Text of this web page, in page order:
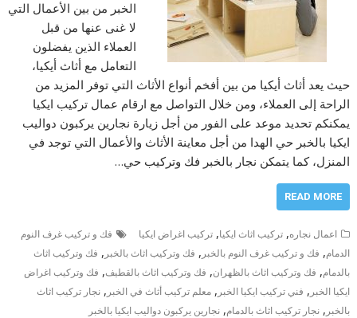
الخبر من بين الأعمال التي
لا غنى عنها من قبل
العملاء الذين يفضلون
التعامل مع أثاث أيكيا،
حيث يعد أثاث أيكيا من بين أفخم أنواع الأثاث التي توفر المزيد من
الراحة إلى العملاء، ومن خلال التواصل مع ارقام عمال تركيب ايكيا
يمكنكم تحديد موعد على الفور من أجل زيارة نجارين يركبون دواليب
ايكيا بالخبر حي الهدا من أجل معاينة الأثاث والأعمال التي توجد في
المنزل، كما يتمكن نجار بالخبر فك وتركيب حي…
READ MORE
اعمال نجاره,تركيب اثاث ايكيا,تركيب اغراض ايكيا
فك و تركيب غرف النوم
الدمام, فك و تركيب غرف النوم بالخبر , فك وتركيب اثاث بالخبر , فك وتركيب اثاث
بالدمام, فك وتركيب اثاث بالظهران, فك وتركيب اثاث بالقطيف, فك وتركيب اغراض
ايكيا الخبر , فني تركيب ايكيا الخبر ,معلم تركيب أثاث في الخبر ,نجار تركيب اثاث
بالخبر ,نجار تركيب اثاث بالدمام,نجارين يركبون دواليب ايكيا بالخبر